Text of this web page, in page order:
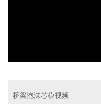
桥梁泡沬芯模视频